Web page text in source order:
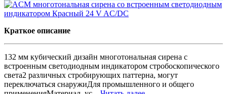
Краткое описание
132 мм кубический дизайн многотональная сирена с
встроенным светодиодным индикатором стробоскопического
света2 различных стробирующих паттерна, могут
переключаться снаружиДля промышленного и общего